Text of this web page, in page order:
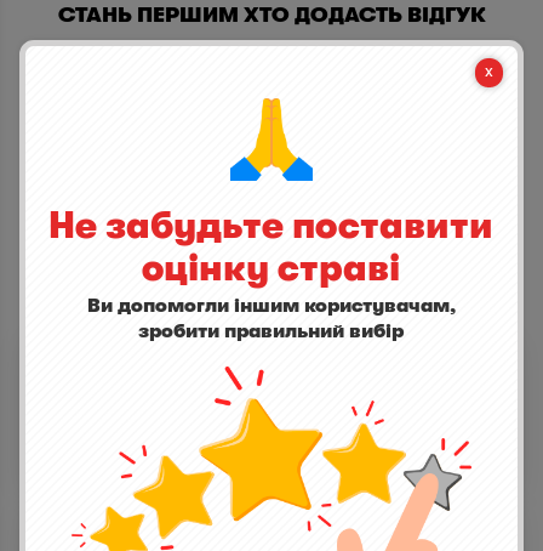
СТАНЬ ПЕРШИМ ХТО ДОДАСТЬ ВІДГУК
ІНШІ СТРАВИ
Еспресо
0,0
il Molino, пр-т Генерала Ватутіна, 2T
0.9 км
₴ 36,00
Фрапе
Не забудьте поставити
оцінку страві
Ви допомогли іншим користувачам,
зробити правильний вибір